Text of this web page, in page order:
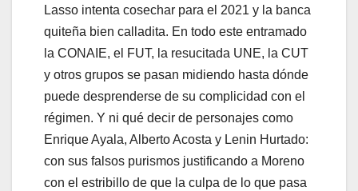
Lasso intenta cosechar para el 2021 y la banca
quiteña bien calladita. En todo este entramado
la CONAIE, el FUT, la resucitada UNE, la CUT
y otros grupos se pasan midiendo hasta dónde
puede desprenderse de su complicidad con el
régimen. Y ni qué decir de personajes como
Enrique Ayala, Alberto Acosta y Lenin Hurtado:
con sus falsos purismos justificando a Moreno
con el estribillo de que la culpa de lo que pasa